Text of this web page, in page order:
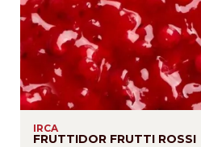
IRCA
FRUTTIDOR FRUTTI ROSSI